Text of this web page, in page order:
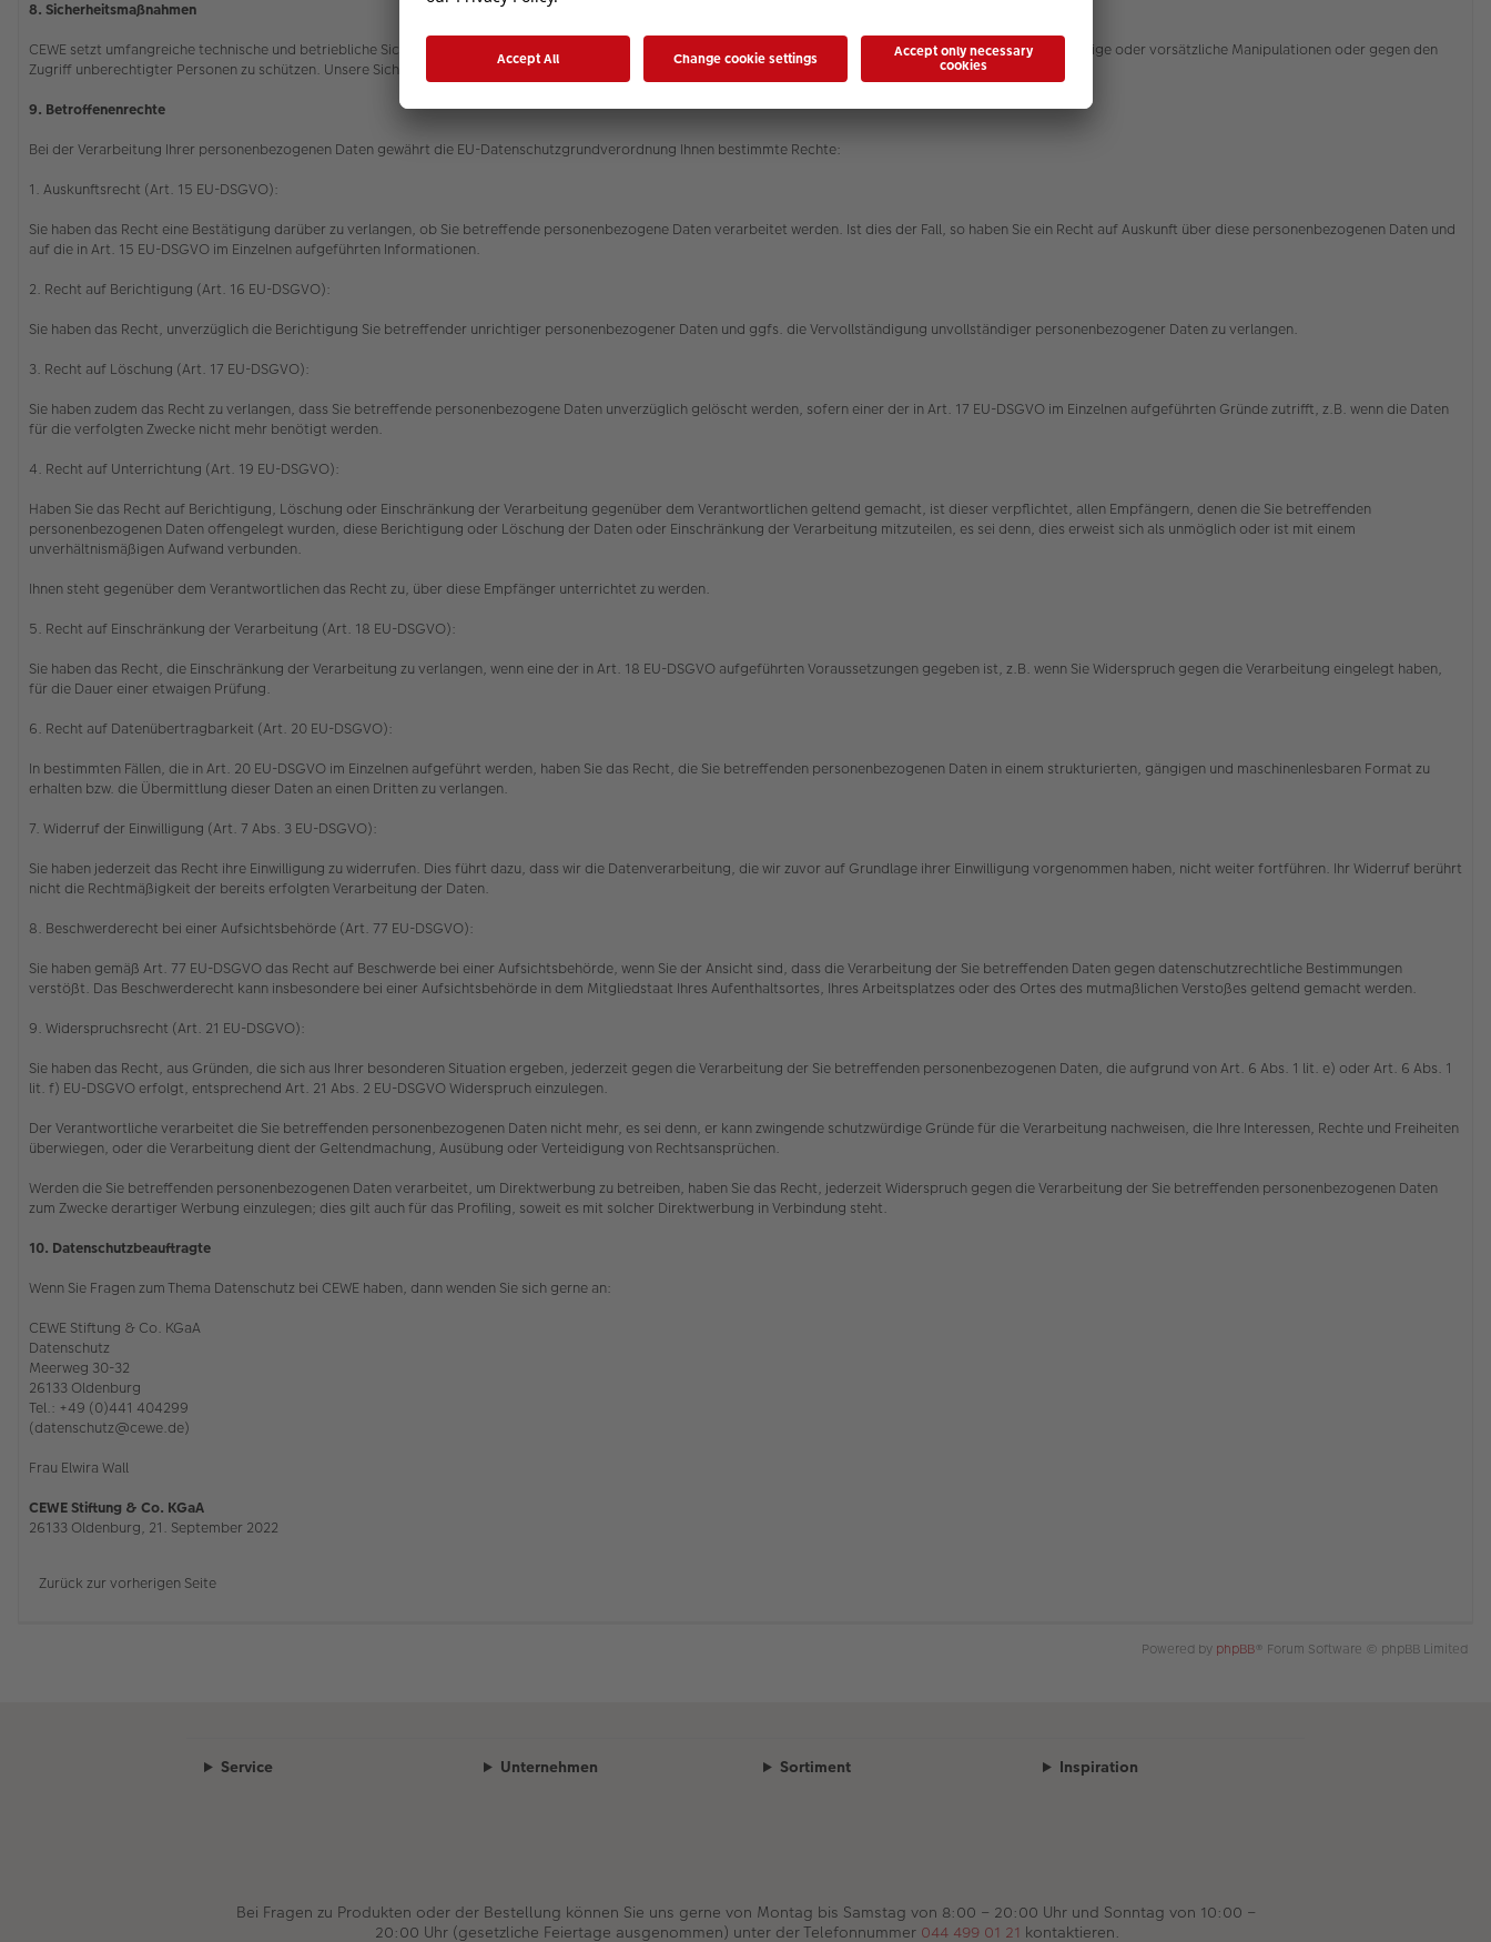
8. Sicherheitsmaßnahmen
CEWE setzt umfangreiche technische und betriebliche Sicherheitsvorkehrungen ein, um Ihre bei uns verwalteten personenbezogenen Daten gegen Missbrauch, zufällige oder vorsätzliche Manipulationen oder gegen den
Zugriff unberechtigter Personen zu schützen. Unsere Sicherheitsverfahren werden entsprechend der technologischen Entwicklung fortlaufend verbessert.
9. Betroffenenrechte
Bei der Verarbeitung Ihrer personenbezogenen Daten gewährt die EU-Datenschutzgrundverordnung Ihnen bestimmte Rechte:
1. Auskunftsrecht (Art. 15 EU-DSGVO):
Sie haben das Recht eine Bestätigung darüber zu verlangen, ob Sie betreffende personenbezogene Daten verarbeitet werden. Ist dies der Fall, so haben Sie ein Recht auf Auskunft über diese personenbezogenen Daten und
auf die in Art. 15 EU-DSGVO im Einzelnen aufgeführten Informationen.
2. Recht auf Berichtigung (Art. 16 EU-DSGVO):
Sie haben das Recht, unverzüglich die Berichtigung Sie betreffender unrichtiger personenbezogener Daten und ggfs. die Vervollständigung unvollständiger personenbezogener Daten zu verlangen.
3. Recht auf Löschung (Art. 17 EU-DSGVO):
Sie haben zudem das Recht zu verlangen, dass Sie betreffende personenbezogene Daten unverzüglich gelöscht werden, sofern einer der in Art. 17 EU-DSGVO im Einzelnen aufgeführten Gründe zutrifft, z.B. wenn die Daten
für die verfolgten Zwecke nicht mehr benötigt werden.
4. Recht auf Unterrichtung (Art. 19 EU-DSGVO):
Haben Sie das Recht auf Berichtigung, Löschung oder Einschränkung der Verarbeitung gegenüber dem Verantwortlichen geltend gemacht, ist dieser verpflichtet, allen Empfängern, denen die Sie betreffenden
personenbezogenen Daten offengelegt wurden, diese Berichtigung oder Löschung der Daten oder Einschränkung der Verarbeitung mitzuteilen, es sei denn, dies erweist sich als unmöglich oder ist mit einem
unverhältnismäßigen Aufwand verbunden.
Ihnen steht gegenüber dem Verantwortlichen das Recht zu, über diese Empfänger unterrichtet zu werden.
5. Recht auf Einschränkung der Verarbeitung (Art. 18 EU-DSGVO):
Sie haben das Recht, die Einschränkung der Verarbeitung zu verlangen, wenn eine der in Art. 18 EU-DSGVO aufgeführten Voraussetzungen gegeben ist, z.B. wenn Sie Widerspruch gegen die Verarbeitung eingelegt haben,
für die Dauer einer etwaigen Prüfung.
6. Recht auf Datenübertragbarkeit (Art. 20 EU-DSGVO):
In bestimmten Fällen, die in Art. 20 EU-DSGVO im Einzelnen aufgeführt werden, haben Sie das Recht, die Sie betreffenden personenbezogenen Daten in einem strukturierten, gängigen und maschinenlesbaren Format zu
erhalten bzw. die Übermittlung dieser Daten an einen Dritten zu verlangen.
7. Widerruf der Einwilligung (Art. 7 Abs. 3 EU-DSGVO):
Sie haben jederzeit das Recht ihre Einwilligung zu widerrufen. Dies führt dazu, dass wir die Datenverarbeitung, die wir zuvor auf Grundlage ihrer Einwilligung vorgenommen haben, nicht weiter fortführen. Ihr Widerruf berührt
nicht die Rechtmäßigkeit der bereits erfolgten Verarbeitung der Daten.
8. Beschwerderecht bei einer Aufsichtsbehörde (Art. 77 EU-DSGVO):
Sie haben gemäß Art. 77 EU-DSGVO das Recht auf Beschwerde bei einer Aufsichtsbehörde, wenn Sie der Ansicht sind, dass die Verarbeitung der Sie betreffenden Daten gegen datenschutzrechtliche Bestimmungen
verstößt. Das Beschwerderecht kann insbesondere bei einer Aufsichtsbehörde in dem Mitgliedstaat Ihres Aufenthaltsortes, Ihres Arbeitsplatzes oder des Ortes des mutmaßlichen Verstoßes geltend gemacht werden.
9. Widerspruchsrecht (Art. 21 EU-DSGVO):
Sie haben das Recht, aus Gründen, die sich aus Ihrer besonderen Situation ergeben, jederzeit gegen die Verarbeitung der Sie betreffenden personenbezogenen Daten, die aufgrund von Art. 6 Abs. 1 lit. e) oder Art. 6 Abs. 1
lit. f) EU-DSGVO erfolgt, entsprechend Art. 21 Abs. 2 EU-DSGVO Widerspruch einzulegen.
Der Verantwortliche verarbeitet die Sie betreffenden personenbezogenen Daten nicht mehr, es sei denn, er kann zwingende schutzwürdige Gründe für die Verarbeitung nachweisen, die Ihre Interessen, Rechte und Freiheiten
überwiegen, oder die Verarbeitung dient der Geltendmachung, Ausübung oder Verteidigung von Rechtsansprüchen.
Werden die Sie betreffenden personenbezogenen Daten verarbeitet, um Direktwerbung zu betreiben, haben Sie das Recht, jederzeit Widerspruch gegen die Verarbeitung der Sie betreffenden personenbezogenen Daten
zum Zwecke derartiger Werbung einzulegen; dies gilt auch für das Profiling, soweit es mit solcher Direktwerbung in Verbindung steht.
10. Datenschutzbeauftragte
Wenn Sie Fragen zum Thema Datenschutz bei CEWE haben, dann wenden Sie sich gerne an:
CEWE Stiftung & Co. KGaA
Datenschutz
Meerweg 30-32
26133 Oldenburg
Tel.: +49 (0)441 404299
(datenschutz@cewe.de)
Frau Elwira Wall
CEWE Stiftung & Co. KGaA
26133 Oldenburg, 21. September 2022
Zurück zur vorherigen Seite
Powered by phpBB® Forum Software © phpBB Limited
Service Unternehmen Sortiment Inspiration
Bei Fragen zu Produkten oder der Bestellung können Sie uns gerne von Montag bis Samstag von 8:00 – 20:00 Uhr und Sonntag von 10:00 –
20:00 Uhr (gesetzliche Feiertage ausgenommen) unter der Telefonnummer 044 499 01 21 kontaktieren.